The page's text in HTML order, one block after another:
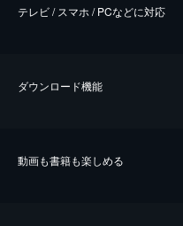
テレビ / スマホ / PCなどに対応
ダウンロード機能
動画も書籍も楽しめる